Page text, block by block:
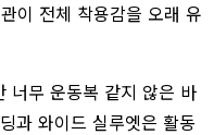
이 전체 착용감을 오래 유
너무 운동복 같지 않은 바
과 와이드 실루엣은 활동